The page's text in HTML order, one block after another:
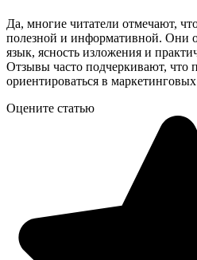
Да, многие читатели отмечают,
полезной и информативной. Они
язык, ясность изложения и
Отзывы часто подчеркивают, что
ориентироваться в
Оцените статью